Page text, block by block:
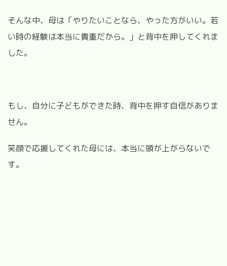
そんな中、母は「やりたいことなら、やった方がいい。若
い時の経験は本当に貴重だから。」と背中を押してくれま
した。
もし、自分に子どもができた時、背中を押す自信がありま
せん。
笑顔で応援してくれた母には、本当に頭が上がらないで
す。